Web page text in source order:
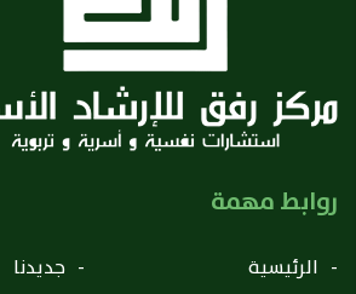
روابط مهمة
الرئيسية جديدنا